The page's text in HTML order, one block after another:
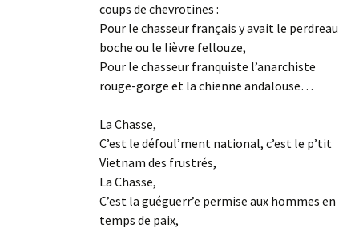
coups de chevrotines :
Pour le chasseur français y avait le perdreau
boche ou le lièvre fellouze,
Pour le chasseur franquiste l’anarchiste
rouge-gorge et la chienne andalouse…
La Chasse,
C’est le défoul’ment national, c’est le p’tit
Vietnam des frustrés,
La Chasse,
C’est la guéguerr’e permise aux hommes en
temps de paix,